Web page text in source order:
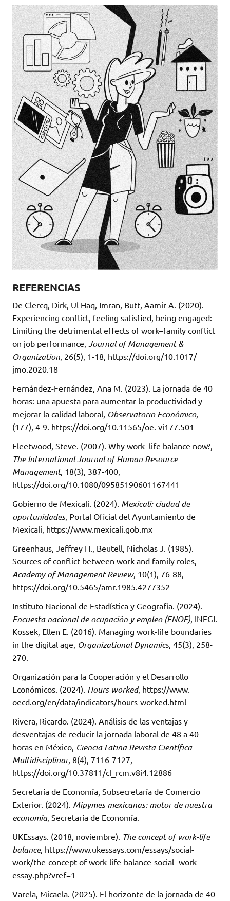
REFERENCIAS
De Clercq, Dirk, Ul Haq, Imran, Butt, Aamir A. (2020).
Experiencing conflict, feeling satisfied, being engaged:
Limiting the detrimental effects of work–family conflict
on job performance, Journal of Management &
Organization, 26(5), 1-18, https://doi.org/10.1017/
jmo.2020.18
Fernández-Fernández, Ana M. (2023). La jornada de 40
horas: una apuesta para aumentar la productividad y
mejorar la calidad laboral, Observatorio Económico,
(177), 4-9. https://doi.org/10.11565/oe. vi177.501
Fleetwood, Steve. (2007). Why work–life balance now?,
The International Journal of Human Resource
Management, 18(3), 387-400,
https://doi.org/10.1080/09585190601167441
Gobierno de Mexicali. (2024). Mexicali: ciudad de
oportunidades, Portal Oficial del Ayuntamiento de
Mexicali, https://www.mexicali.gob.mx
Greenhaus, Jeffrey H., Beutell, Nicholas J. (1985).
Sources of conflict between work and family roles,
Academy of Management Review, 10(1), 76-88,
https://doi.org/10.5465/amr.1985.4277352
Instituto Nacional de Estadística y Geografía. (2024).
Encuesta nacional de ocupación y empleo (ENOE), INEGI.
Kossek, Ellen E. (2016). Managing work-life boundaries
in the digital age, Organizational Dynamics, 45(3), 258-
270.
Organización para la Cooperación y el Desarrollo
Económicos. (2024). Hours worked, https://www.
oecd.org/en/data/indicators/hours-worked.html
Rivera, Ricardo. (2024). Análisis de las ventajas y
desventajas de reducir la jornada laboral de 48 a 40
horas en México, Ciencia Latina Revista Científica
Multidisciplinar, 8(4), 7116-7127,
https://doi.org/10.37811/cl_rcm.v8i4.12886
Secretaría de Economía, Subsecretaría de Comercio
Exterior. (2024). Mipymes mexicanas: motor de nuestra
economía, Secretaría de Economía.
UKEssays. (2018, noviembre). The concept of work-life
balance, https://www.ukessays.com/essays/social-
work/the-concept-of-work-life-balance-social- work-
essay.php?vref=1
Varela, Micaela. (2025). El horizonte de la jornada de 40